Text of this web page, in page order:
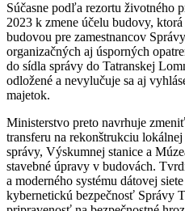
Súčasne podľa rezortu životného
2023 k zmene účelu budovy,
budovou pre zamestnancov
organizačných aj úsporných
do sídla správy do Tatranskej
odložené a nevylučuje sa aj
majetok.
Ministerstvo preto navrhuje
transferu na rekonštrukciu
správy, Výskumnej stanice a
stavebné úpravy v budovách.
a moderného systému dátovej
kybernetickú bezpečnosť Správy